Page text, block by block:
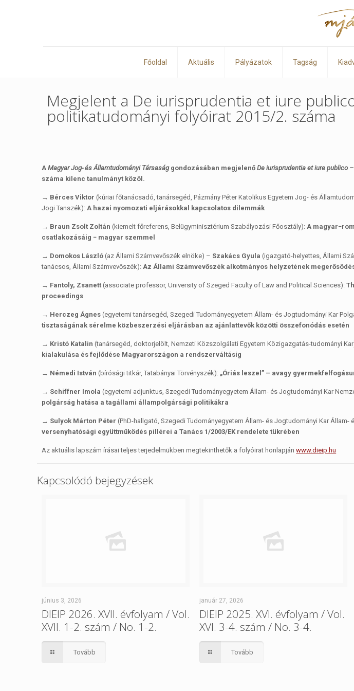
Főoldal Aktuális Pályázatok Tagság
Megjelent a De iurisprudentia et iure
politikatudományi folyóirat 2015/2. száma
AMagyar Jog- és Államtudományi Társasággondozásában megjelenőDe iurisprudentia et iure publico
száma kilenc tanulmányt közöl.
→ Bérces Viktor (kúriai főtanácsadó, tanársegéd, Pázmány Péter Katolikus Egyetem Jog- és
Jogi Tanszék):A hazai nyomozati eljárásokkal kapcsolatos dilemmák
→ Braun Zsolt Zoltán (kiemelt főreferens, Belügyminisztérium Szabályozási Főosztály):A
csatlakozásáig − magyar szemmel
→ Domokos László (az Állami Számvevőszék elnöke) – Szakács Gyula (igazgató-helyettes, Állami
tanácsos, Állami Számvevőszék):Az Állami Számvevőszék alkotmányos helyzetének
→ Fantoly, Zsanett (associate professor, University of Szeged Faculty of Law and Political Sciences):
proceedings
→ Herczeg Ágnes (egyetemi tanársegéd, Szegedi Tudományegyetem Állam- és Jogtudományi Kar
tisztaságának sérelme közbeszerzési eljárásban az ajánlattevők közötti összefonódás esetén
→ Kristó Katalin (tanársegéd, doktorjelölt, Nemzeti Közszolgálati Egyetem Közigazgatás-tudományi
kialakulása és fejlődése Magyarországon a rendszerváltásig
→ Némedi István (bírósági titkár, Tatabányai Törvényszék): „Óriás leszel” – avagy
→ Schiffner Imola (egyetemi adjunktus, Szegedi Tudományegyetem Állam- és Jogtudományi Kar
polgárság hatása a tagállami állampolgársági politikákra
→ Sulyok Márton Péter (PhD-hallgató, Szegedi Tudományegyetem Állam- és Jogtudományi Kar
versenyhatósági együttműködés pillérei a Tanács 1/2003/EK rendelete tükrében
Az aktuális lapszám írásai teljes terjedelmükben megtekinthetők a folyóirat honlapjánwww.dieip.hu
Kapcsolódó bejegyzések
június 3, 2026
DIEIP 2026. XVII. évfolyam / Vol.
XVII. 1-2. szám / No. 1-2.
Tovább
január 27, 2026
DIEIP 2025. XVI. évfolyam / Vol.
XVI. 3-4. szám / No. 3-4.
Tovább